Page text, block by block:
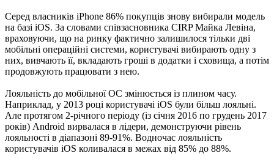
Серед власників iPhone 86% покупців знову вибирали модель
на базі iOS. За словами співзасновника CIRP Майка Левіна,
враховуючи, що на ринку фактично залишилося тільки дві
мобільні операційні системи, користувачі вибирають одну з
них, вивчають її, вкладають гроші в додатки і сховища, а потім
продовжують працювати з нею.
Лояльність до мобільної ОС змінюється із плином часу.
Наприклад, у 2013 році користувачі iOS були більш лояльні.
Але протягом 2-річного періоду (із січня 2016 по грудень 2017
років) Android вирвалася в лідери, демонструючи рівень
лояльності в діапазоні 89-91%. Водночас лояльність
користувачів iOS коливалася в межах від 85% до 88%.